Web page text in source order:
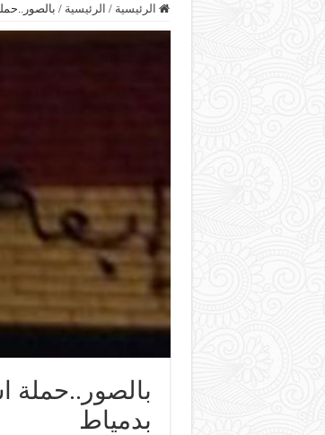
الرئيسية / الرئيسية /
بالصور..حملة
بدمياط